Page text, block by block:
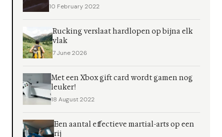
10 February 2022
Rucking verslaat hardlopen op bijna elk
vlak
7 June 2026
Met een Xbox gift card wordt gamen nog
leuker!
18 August 2022
Een aantal effectieve martial-arts op een
rij